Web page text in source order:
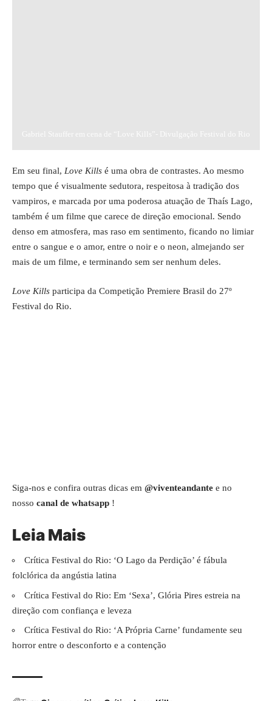
Gabriel Stauffer em cena de “Love Kills”- Divulgação Festival do Rio
Em seu final, Love Kills é uma obra de contrastes. Ao mesmo
tempo que é visualmente sedutora, respeitosa à tradição dos
vampiros, e marcada por uma poderosa atuação de Thaís Lago,
também é um filme que carece de direção emocional. Sendo
denso em atmosfera, mas raso em sentimento, ficando no limiar
entre o sangue e o amor, entre o noir e o neon, almejando ser
mais de um filme, e terminando sem ser nenhum deles.
Love Kills participa da Competição Premiere Brasil do 27º
Festival do Rio.
Siga-nos e confira outras dicas em @viventeandante e no
nosso canal de whatsapp !
Leia Mais
Crítica Festival do Rio: ‘O Lago da Perdição’ é fábula
folclórica da angústia latina
Crítica Festival do Rio: Em ‘Sexa’, Glória Pires estreia na
direção com confiança e leveza
Crítica Festival do Rio: ‘A Própria Carne’ fundamente seu
horror entre o desconforto e a contenção